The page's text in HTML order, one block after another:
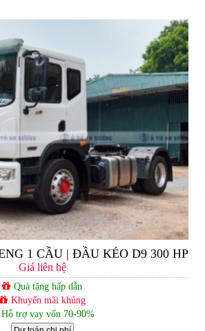
1 CẦU | ĐẦU KÉO D9 300 HP
Giá liên hệ
Quà tặng hấp dẫn
Khuyến mãi khủng
Hỗ trợ vay vốn 70-90%